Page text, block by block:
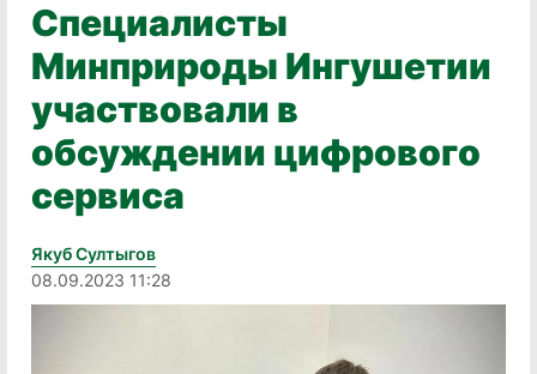
Специалисты
Минприроды Ингушетии
участвовали в
обсуждении цифрового
сервиса
Якуб Султыгов
08.09.2023 11:28